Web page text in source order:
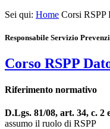
Sei qui: Home Corsi RSPP
Responsabile Servizio
Corso RSPP
Riferimento normativo
D.Lgs. 81/08, art. 34, c. 2
assumo il ruolo di RSPP